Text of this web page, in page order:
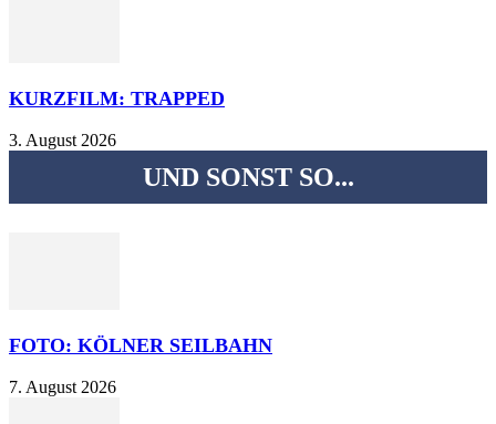
KURZFILM: TRAPPED
3. August 2026
UND SONST SO...
FOTO: KÖLNER SEILBAHN
7. August 2026